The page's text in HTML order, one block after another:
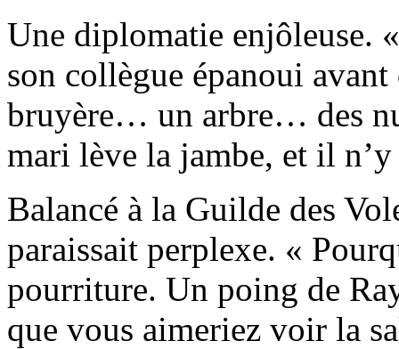
Une diplomatie enjôleuse.
son collègue épanoui
bruyère… un arbre… des
mari lève la jambe, et il
Balancé à la Guilde des
paraissait perplexe. «
pourriture. Un poing de
que vous aimeriez voir la